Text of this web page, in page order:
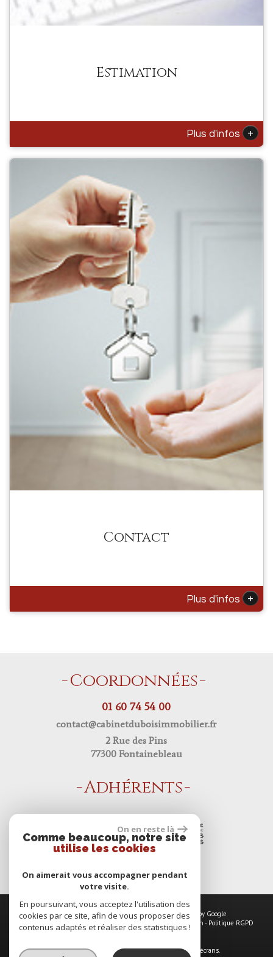
Estimation
Plus d'infos +
Contact
Plus d'infos +
Coordonnées
01 60 74 54 00
contact@cabinetduboisimmobilier.fr
2 Rue des Pins
77300 Fontainebleau
Adhérents
© 2026 | Tous droits réservés | Traduction powered by Google
Plan du site
Mentions légales - Nos honoraires - Liens Admin - Politique RGPD
un seul site adaptable à tous les types d'écrans.
On en reste là
Comme beaucoup, notre site
utilise les cookies
On aimerait vous accompagner pendant
votre visite.
En poursuivant, vous acceptez l'utilisation des
cookies par ce site, afin de vous proposer des
contenus adaptés et réaliser des statistiques !